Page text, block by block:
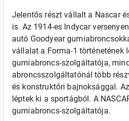
Jelentős részt vállalt a Nascar
is. Az 1914-es Indycar
autó Goodyear
vállalat a Forma-1 történetének
gumiabroncs-szolgáltatója,
abroncsszolgáltatónál több
és konstruktőri bajnoksággal.
léptek ki a sportágból. A
gumiabroncs-szolgáltatója.